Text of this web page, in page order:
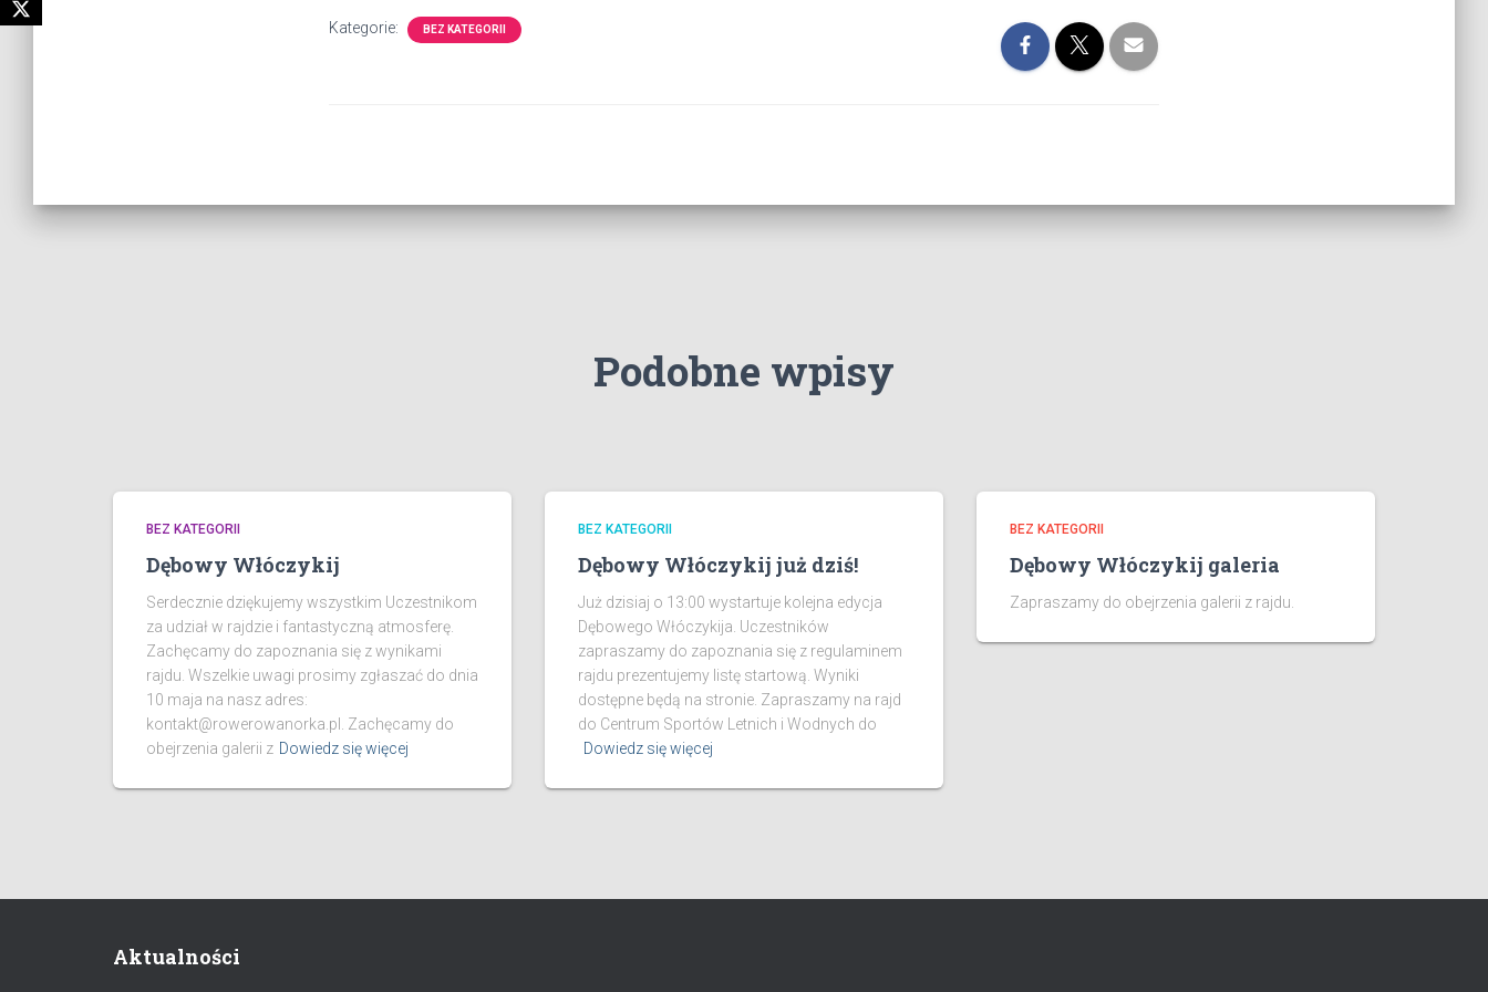
Kategorie: BEZ KATEGORII
Podobne wpisy
BEZ KATEGORII
Dębowy Włóczykij
Serdecznie dziękujemy wszystkim Uczestnikom
za udział w rajdzie i fantastyczną atmosferę.
Zachęcamy do zapoznania się z wynikami
rajdu. Wszelkie uwagi prosimy zgłaszać do dnia
10 maja na nasz adres:
kontakt@rowerowanorka.pl. Zachęcamy do
obejrzenia galerii z Dowiedz się więcej
BEZ KATEGORII
Dębowy Włóczykij już dziś!
Już dzisiaj o 13:00 wystartuje kolejna edycja
Dębowego Włóczykija. Uczestników
zapraszamy do zapoznania się z regulaminem
rajdu prezentujemy listę startową. Wyniki
dostępne będą na stronie. Zapraszamy na rajd
do Centrum Sportów Letnich i Wodnych do
Dowiedz się więcej
BEZ KATEGORII
Dębowy Włóczykij galeria
Zapraszamy do obejrzenia galerii z rajdu.
Aktualności